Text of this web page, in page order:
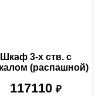
Шкаф 3-х ств. с
(распашной)
117110 ₽